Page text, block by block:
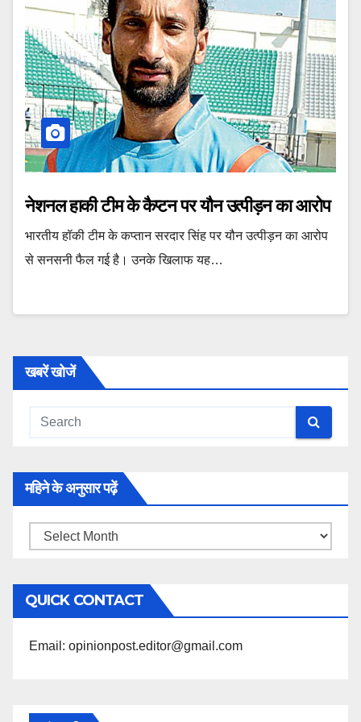
नेशनल हाकी टीम के कैप्टन पर यौन उत्पीड़न का आरोप
भारतीय हॉकी टीम के कप्तान सरदार सिंह पर यौन उत्पीड़न का आरोप
से सनसनी फैल गई है। उनके खिलाफ यह…
खबरें खोजें
महिने के अनुसार पढ़ें
महिने
अनुसार
पढ़ें
QUICK CONTACT
Email: opinionpost.editor@gmail.com